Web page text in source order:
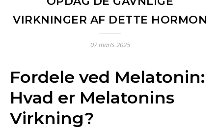
VIRKNINGER AF DETTE HORMON
07 marts 2025
Fordele ved Melatonin:
Hvad er Melatonins
Virkning?